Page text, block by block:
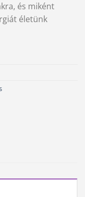
és miként
életünk